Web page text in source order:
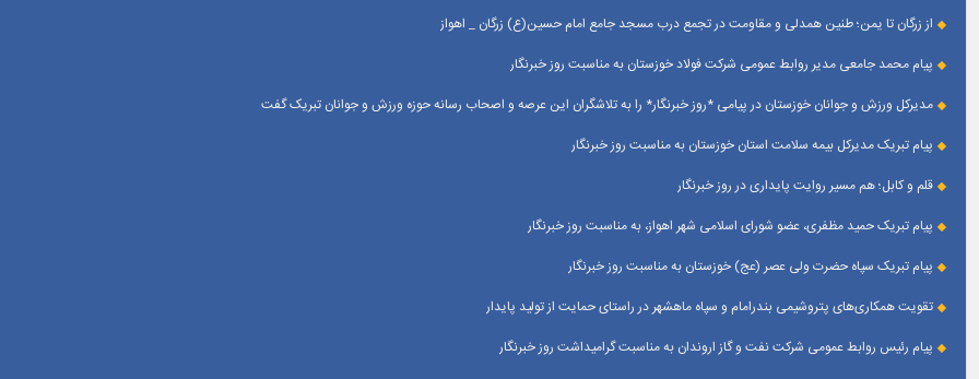
از زرگان تا یمن؛ طنین همدلی و مقاومت در تجمع درب مسجد جامع امام حسین(ع) زرگان _ اهواز
پیام محمد جامعی مدیر روابط عمومی شرکت فولاد خوزستان به مناسبت روز خبرنگار
مدیرکل ورزش و جوانان خوزستان در پیامی *روز خبرنگار* را به تلاشگران این عرصه و اصحاب رسانه حوزه ورزش و جوانان تبریک گفت
پیام تبریک مدیرکل بیمه سلامت استان خوزستان به مناسبت روز خبرنگار
قلم و کابل؛ هم مسیر روایت پایداری در روز خبرنگار
پیام تبریک حمید مظفری، عضو شورای اسلامی شهر اهواز، به مناسبت روز خبرنگار
پیام تبریک سپاه حضرت ولی عصر (عج) خوزستان به مناسبت روز خبرنگار
تقویت همکاری‌های پتروشیمی بندرامام و سپاه ماهشهر در راستای حمایت از تولید پایدار
پیام رئیس روابط عمومی شركت نفت و گاز اروندان به مناسبت گرامیداشت روز خبرنگار